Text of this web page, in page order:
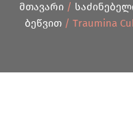
მთავარი/
ბეწვით / Traumina